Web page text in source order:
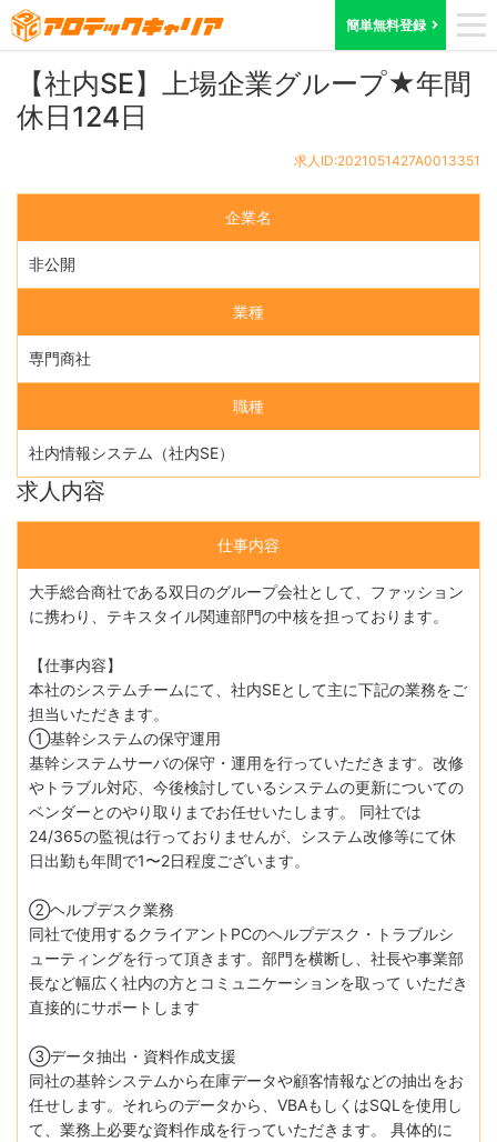
簡単無料登録
ホーム 求人検索 大阪府 求人ID:2021051427A0013351
【社内SE】上場企業グループ★年間
休日124日
求人ID:2021051427A0013351
企業名
非公開
業種
専門商社
職種
社内情報システム（社内SE）
求人内容
仕事内容
大手総合商社である双日のグループ会社として、ファッション
に携わり、テキスタイル関連部門の中核を担っております。
【仕事内容】
本社のシステムチームにて、社内SEとして主に下記の業務をご
担当いただきます。
①基幹システムの保守運用
基幹システムサーバの保守・運用を行っていただきます。改修
やトラブル対応、今後検討しているシステムの更新についての
ベンダーとのやり取りまでお任せいたします。 同社では
24/365の監視は行っておりませんが、システム改修等にて休
日出勤も年間で1〜2日程度ございます。
②ヘルプデスク業務
同社で使用するクライアントPCのヘルプデスク・トラブルシ
ューティングを行って頂きます。部門を横断し、社⻑や事業部
⻑など幅広く社内の方とコミュニケーションを取って いただき
直接的にサポートします
③データ抽出・資料作成支援
同社の基幹システムから在庫データや顧客情報などの抽出をお
任せします。それらのデータから、VBAもしくはSQLを使用し
て、業務上必要な資料作成を行っていただきます。 具体的に